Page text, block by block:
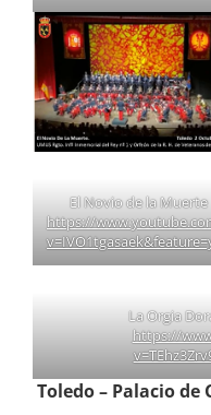
El Novio de la Muerte
https://
La Orgia
https://
Toledo – Palacio de